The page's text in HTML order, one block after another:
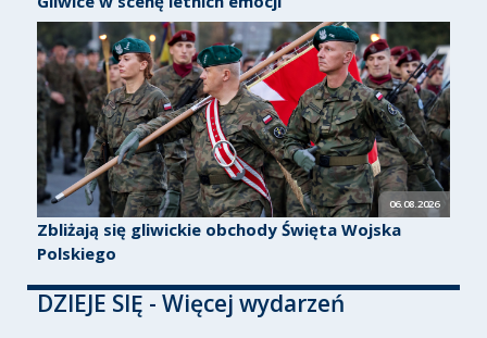
06.08.2026
Zbliżają się gliwickie obchody Święta Wojska
Polskiego
DZIEJE SIĘ - Więcej wydarzeń